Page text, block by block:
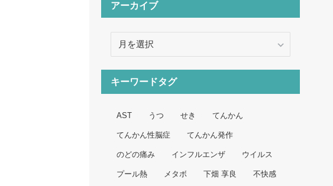
アーカイブ
イ
ブ
キーワードタグ
AST うつ せき てんかん
てんかん性脳症 てんかん発作
のどの痛み インフルエンザ ウイルス
プール熱 メタボ 下畑 享良 不快感